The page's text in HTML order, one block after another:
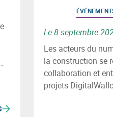
Le 8 septembre
Les acteurs du
la construction se
collaboration et
projets